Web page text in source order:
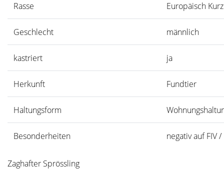
Rasse Europäisch
Geschlecht männlich
kastriert ja
Herkunft Fundtier
Haltungsform
Besonderheiten negativ auf FIV
Zaghafter Sprössling